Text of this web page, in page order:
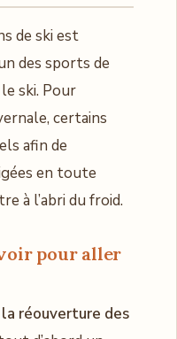
de ski est
des sports de
ski. Pour
certains
afin de
en toute
à l’abri du froid.
pour aller
réouverture des